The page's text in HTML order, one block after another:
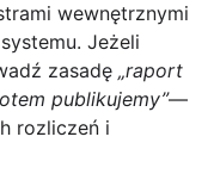
wewnętrznymi
Jeżeli
zasadę „raport
publikujemy”—
rozliczeń i